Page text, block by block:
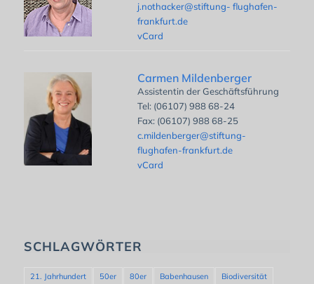
j.nothacker@stiftung- flughafen-
frankfurt.de
vCard
Carmen Mildenberger
Assistentin der Geschäftsführung
Tel: (06107) 988 68-24
Fax: (06107) 988 68-25
c.mildenberger@stiftung-
flughafen-frankfurt.de
vCard
SCHLAGWÖRTER
21. Jahrhundert 50er 80er Babenhausen
Biodiversität